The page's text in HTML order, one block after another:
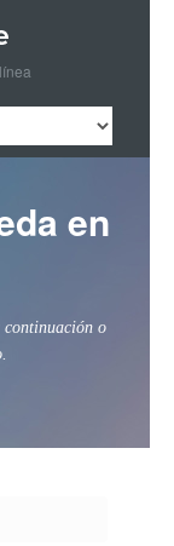
en
continuación o